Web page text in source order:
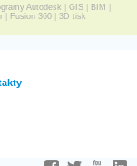
Autodesk GIS BIM
| Fusion 360| 3D tisk